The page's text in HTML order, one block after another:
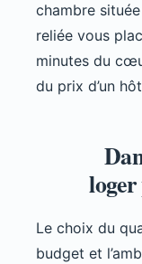
chambre
reliée vous
minutes du
du prix d’un
Le choix du
budget et